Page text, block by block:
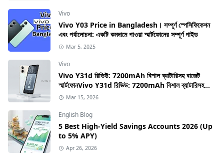
Vivo
Vivo Y03 Price in Bangladesh। সম্পূর্ণ স্পেসিফিকেশন
এবং পর্যালোচনা: একটি কমদামে পাওয়া স্মার্টফোনের সম্পূর্ণ গাইড
Mar 5, 2025
Vivo
Vivo Y31d রিভিউ: 7200mAh বিশাল ব্যাটারিসহ বাজেট
স্মার্টফোনVivo Y31d রিভিউ: 7200mAh বিশাল ব্যাটারিসহ
বাজেট স্মার্টফোন
Mar 15, 2026
English Blog
5 Best High-Yield Savings Accounts 2026 (Up
to 5% APY)
Apr 26, 2026